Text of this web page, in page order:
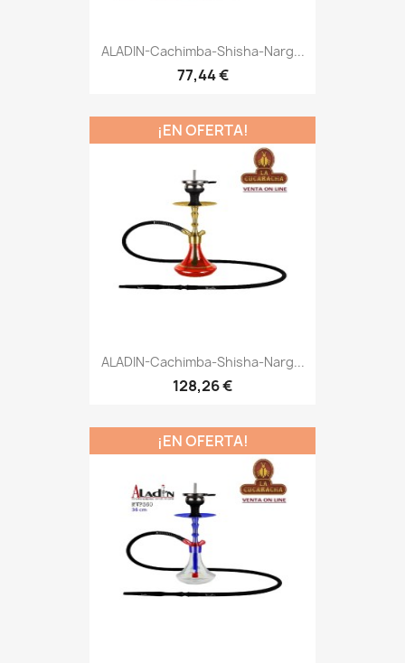
ALADIN-Cachimba-Shisha-Narg...
77,44 €
ALADIN-Cachimba-Shisha-Narg...
128,26 €
¡EN OFERTA!
¡EN OFERTA!